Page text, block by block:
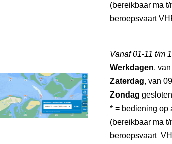
(bereikbaar ma
beroepsvaart
Vanaf 01-11 t/m
Werkdagen,
Zaterdag, van
Zondag gesloten
* = bediening op
(bereikbaar ma
beroepsvaart